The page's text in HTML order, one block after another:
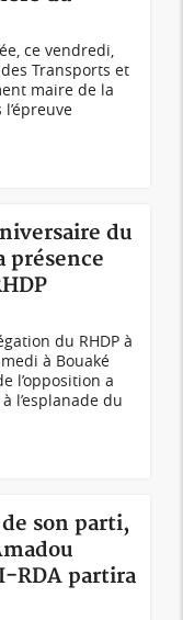
ce vendredi,
Transports et
maire de la
du
présence
du RHDP à
à Bouaké
l’opposition a
l’esplanade du
son parti,
RDA partira